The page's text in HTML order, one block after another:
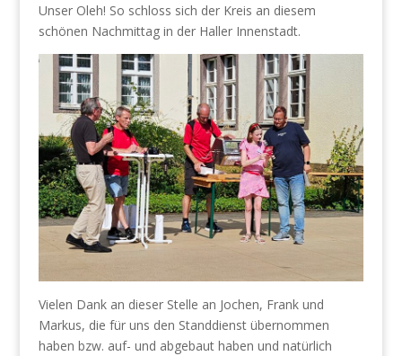
Unser Oleh! So schloss sich der Kreis an diesem
schönen Nachmittag in der Haller Innenstadt.
Vielen Dank an dieser Stelle an Jochen, Frank und
Markus, die für uns den Standdienst übernommen
haben bzw. auf- und abgebaut haben und natürlich